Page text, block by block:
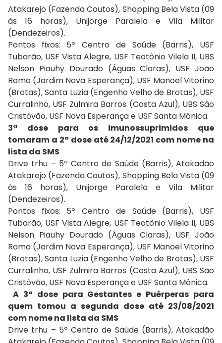
Atakarejo (Fazenda Coutos), Shopping Bela Vista (09
às 16 horas), Unijorge Paralela e Vila Militar
(Dendezeiros).
Pontos fixos: 5º Centro de Saúde (Barris), USF
Tubarão, USF Vista Alegre, USF Teotônio Vilela II, UBS
Nelson Piauhy Dourado (Águas Claras), USF João
Roma (Jardim Nova Esperança), USF Manoel Vitorino
(Brotas), Santa Luzia (Engenho Velho de Brotas), USF
Curralinho, USF Zulmira Barros (Costa Azul), UBS São
Cristóvão, USF Nova Esperança e USF Santa Mônica.
3ª dose para os imunossuprimidos que
tomaram a 2ª dose até 24/12/2021 com nome na
lista da SMS
Drive trhu – 5º Centro de Saúde (Barris), Atakadão
Atakarejo (Fazenda Coutos), Shopping Bela Vista (09
às 16 horas), Unijorge Paralela e Vila Militar
(Dendezeiros).
Pontos fixos: 5º Centro de Saúde (Barris), USF
Tubarão, USF Vista Alegre, USF Teotônio Vilela II, UBS
Nelson Piauhy Dourado (Águas Claras), USF João
Roma (Jardim Nova Esperança), USF Manoel Vitorino
(Brotas), Santa Luzia (Engenho Velho de Brotas), USF
Curralinho, USF Zulmira Barros (Costa Azul), UBS São
Cristóvão, USF Nova Esperança e USF Santa Mônica.
A 3ª dose para Gestantes e Puérperas para
quem tomou a segunda dose até 23/08/2021
com nome na lista da SMS
Drive trhu – 5º Centro de Saúde (Barris), Atakadão